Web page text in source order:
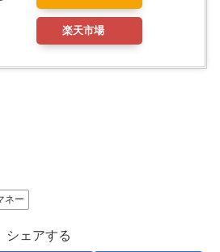
楽天市場
ネー
シェアする